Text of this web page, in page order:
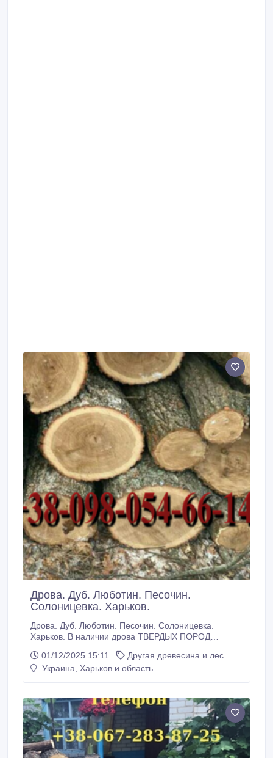
Дрова. Дуб. Люботин. Песочин.
Солоницевка. Харьков.
Дрова. Дуб. Люботин. Песочин. Солоницевка.
Харьков. В наличии дрова ТВЕРДЫХ ПОРОД
пеньки) и метровка (длина полена 1м.). По колотым
дровам задавайте вопросы. Дрова УЛОЖЕННЫЕ.
Старый Мерчик, Мерефа, Высокий и др.
01/12/2025 15:11
Другая древесина и лес
Украина, Харьков и область